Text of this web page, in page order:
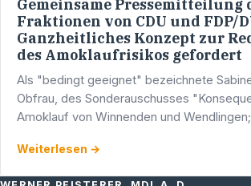
Gemeinsame Pressemitteilung
Fraktionen von CDU und FDP/
Ganzheitliches Konzept zur
des Amoklaufrisikos gefordert
Als "bedingt geeignet" bezeichnete
Obfrau, des Sonderauschusses
Amoklauf von Winnenden und Wendlingen;
Zeit verbreiteten …
Weiterlesen →